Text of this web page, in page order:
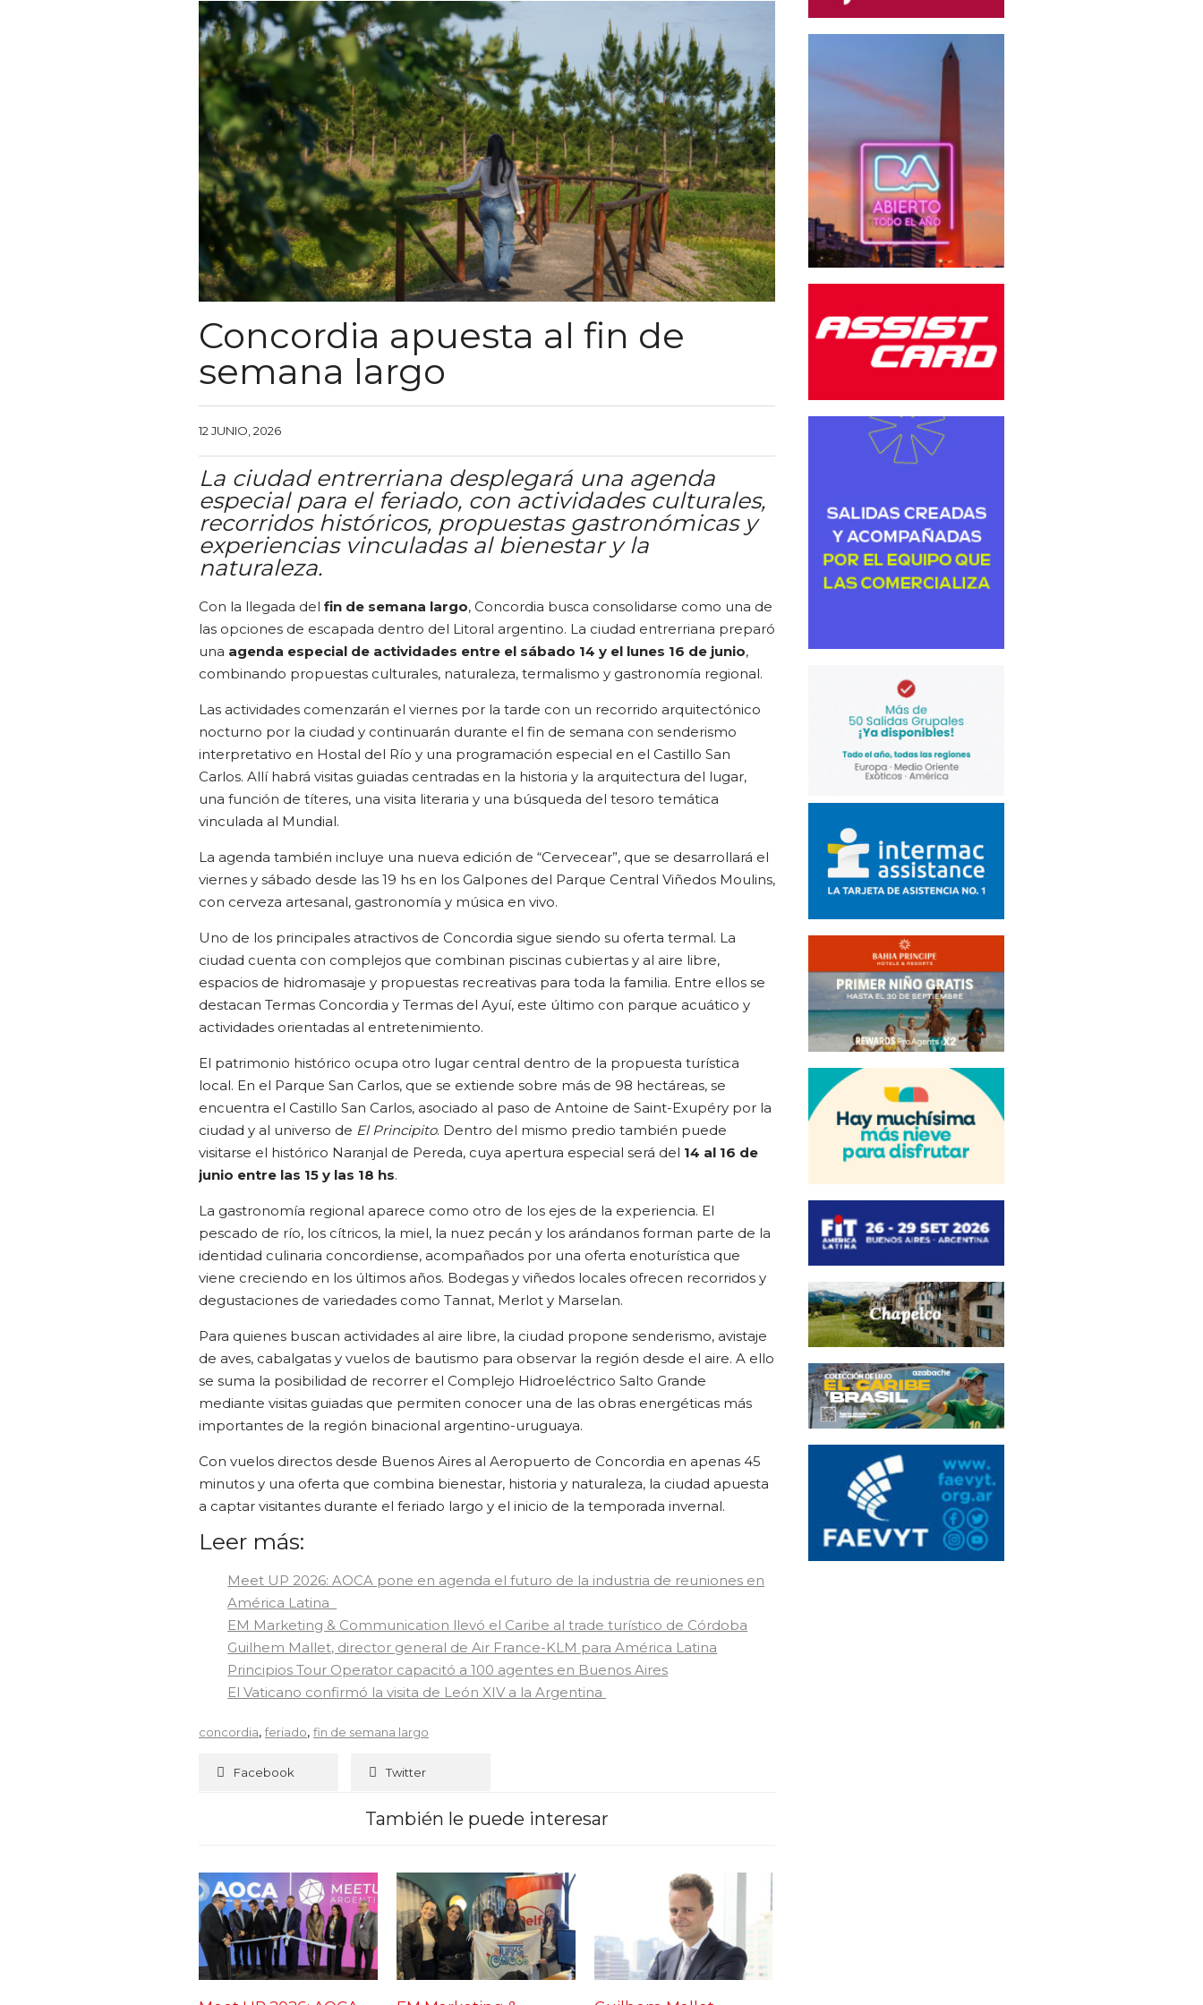
Concordia apuesta al fin de
semana largo
12 JUNIO, 2026
La ciudad entrerriana desplegará una agenda
especial para el feriado, con actividades culturales,
recorridos históricos, propuestas gastronómicas y
experiencias vinculadas al bienestar y la
naturaleza.
Con la llegada del fin de semana largo, Concordia busca consolidarse como una de
las opciones de escapada dentro del Litoral argentino. La ciudad entrerriana preparó
una agenda especial de actividades entre el sábado 14 y el lunes 16 de junio,
combinando propuestas culturales, naturaleza, termalismo y gastronomía regional.
Las actividades comenzarán el viernes por la tarde con un recorrido arquitectónico
nocturno por la ciudad y continuarán durante el fin de semana con senderismo
interpretativo en Hostal del Río y una programación especial en el Castillo San
Carlos. Allí habrá visitas guiadas centradas en la historia y la arquitectura del lugar,
una función de títeres, una visita literaria y una búsqueda del tesoro temática
vinculada al Mundial.
La agenda también incluye una nueva edición de “Cervecear”, que se desarrollará el
viernes y sábado desde las 19 hs en los Galpones del Parque Central Viñedos Moulins,
con cerveza artesanal, gastronomía y música en vivo.
Uno de los principales atractivos de Concordia sigue siendo su oferta termal. La
ciudad cuenta con complejos que combinan piscinas cubiertas y al aire libre,
espacios de hidromasaje y propuestas recreativas para toda la familia. Entre ellos se
destacan Termas Concordia y Termas del Ayuí, este último con parque acuático y
actividades orientadas al entretenimiento.
El patrimonio histórico ocupa otro lugar central dentro de la propuesta turística
local. En el Parque San Carlos, que se extiende sobre más de 98 hectáreas, se
encuentra el Castillo San Carlos, asociado al paso de Antoine de Saint-Exupéry por la
ciudad y al universo de El Principito. Dentro del mismo predio también puede
visitarse el histórico Naranjal de Pereda, cuya apertura especial será del 14 al 16 de
junio entre las 15 y las 18 hs.
La gastronomía regional aparece como otro de los ejes de la experiencia. El
pescado de río, los cítricos, la miel, la nuez pecán y los arándanos forman parte de la
identidad culinaria concordiense, acompañados por una oferta enoturística que
viene creciendo en los últimos años. Bodegas y viñedos locales ofrecen recorridos y
degustaciones de variedades como Tannat, Merlot y Marselan.
Para quienes buscan actividades al aire libre, la ciudad propone senderismo, avistaje
de aves, cabalgatas y vuelos de bautismo para observar la región desde el aire. A ello
se suma la posibilidad de recorrer el Complejo Hidroeléctrico Salto Grande
mediante visitas guiadas que permiten conocer una de las obras energéticas más
importantes de la región binacional argentino-uruguaya.
Con vuelos directos desde Buenos Aires al Aeropuerto de Concordia en apenas 45
minutos y una oferta que combina bienestar, historia y naturaleza, la ciudad apuesta
a captar visitantes durante el feriado largo y el inicio de la temporada invernal.
Leer más:
Meet UP 2026: AOCA pone en agenda el futuro de la industria de reuniones en
América Latina
EM Marketing & Communication llevó el Caribe al trade turístico de Córdoba
Guilhem Mallet, director general de Air France-KLM para América Latina
Principios Tour Operator capacitó a 100 agentes en Buenos Aires
El Vaticano confirmó la visita de León XIV a la Argentina
concordia, feriado, fin de semana largo
Facebook Twitter
También le puede interesar